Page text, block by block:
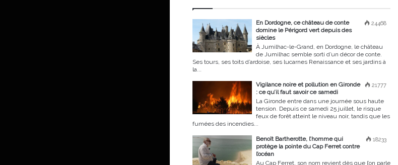
24468
En Dordogne, ce château de conte
domine le Périgord vert depuis des
siècles
À Jumilhac-le-Grand, en Dordogne, le château
de Jumilhac semble sorti d’un décor de conte.
Ses tours, ses toits d’ardoise, ses lucarnes Renaissance et ses jardins à
la...
21777
Vigilance noire et pollution en Gironde
: ce qu’il faut savoir ce samedi
La Gironde entre dans une journée sous haute
tension. Depuis ce samedi 25 juillet, le risque
feux de forêt atteint le niveau noir, tandis que les
fumées des incendies...
18233
Benoît Bartherotte, l’homme qui
protège la pointe du Cap Ferret contre
l’océan
Au Cap Ferret, son nom revient dès que l’on parle